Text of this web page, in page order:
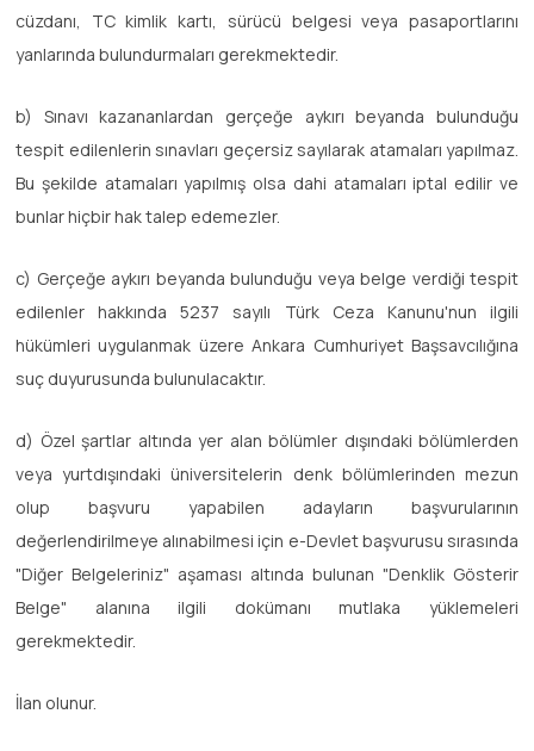
cüzdanı, TC kimlik kartı, sürücü belgesi veya pasaportlarını
yanlarında bulundurmaları gerekmektedir.
b) Sınavı kazananlardan gerçeğe aykırı beyanda bulunduğu
tespit edilenlerin sınavları geçersiz sayılarak atamaları yapılmaz.
Bu şekilde atamaları yapılmış olsa dahi atamaları iptal edilir ve
bunlar hiçbir hak talep edemezler.
c) Gerçeğe aykırı beyanda bulunduğu veya belge verdiği tespit
edilenler hakkında 5237 sayılı Türk Ceza Kanunu'nun ilgili
hükümleri uygulanmak üzere Ankara Cumhuriyet Başsavcılığına
suç duyurusunda bulunulacaktır.
d) Özel şartlar altında yer alan bölümler dışındaki bölümlerden
veya yurtdışındaki üniversitelerin denk bölümlerinden mezun
olup başvuru yapabilen adayların başvurularının
değerlendirilmeye alınabilmesi için e-Devlet başvurusu sırasında
"Diğer Belgeleriniz" aşaması altında bulunan "Denklik Gösterir
Belge" alanına ilgili dokümanı mutlaka yüklemeleri
gerekmektedir.
İlan olunur.